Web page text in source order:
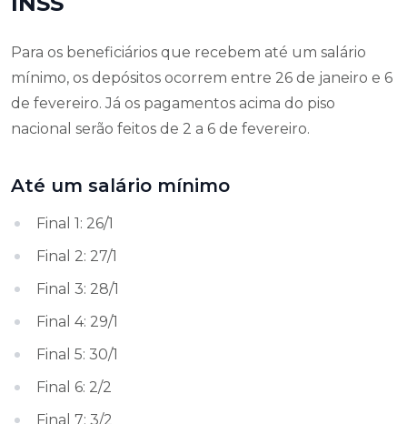
Para os beneficiários que recebem até um salário
mínimo, os depósitos ocorrem entre 26 de janeiro e 6
de fevereiro. Já os pagamentos acima do piso
nacional serão feitos de 2 a 6 de fevereiro.
Até um salário mínimo
Final 1: 26/1
Final 2: 27/1
Final 3: 28/1
Final 4: 29/1
Final 5: 30/1
Final 6: 2/2
Final 7: 3/2